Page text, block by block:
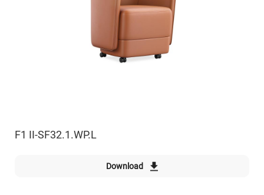
F1 II-SF32.1.WP.L
Download